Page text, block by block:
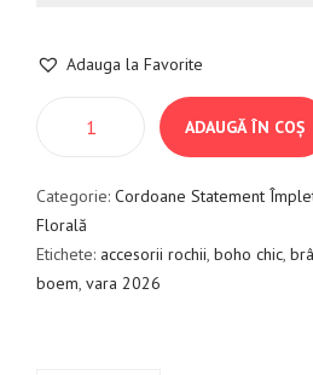
Adauga la Favorite
ADAUGĂ ÎN COȘ
Categorie: Cordoane Statement
Florală
Etichete: accesorii rochii, boho chic,
boem, vara 2026